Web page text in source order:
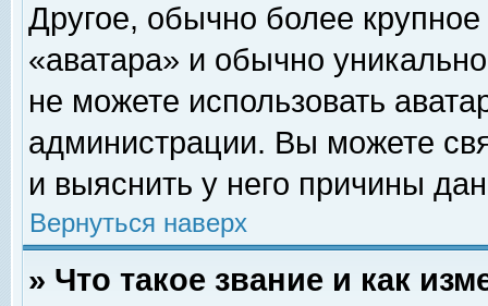
Другое, обычно более
«аватара» и обычно
не можете использовать
администрации. Вы можете
и выяснить у него причины
Вернуться наверх
» Что такое звание и как